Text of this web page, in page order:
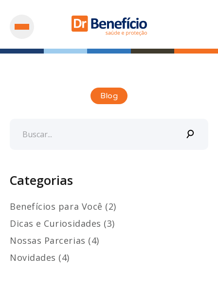
Blog
Categorias
Benefícios para Você (2)
Dicas e Curiosidades (3)
Nossas Parcerias (4)
Novidades (4)